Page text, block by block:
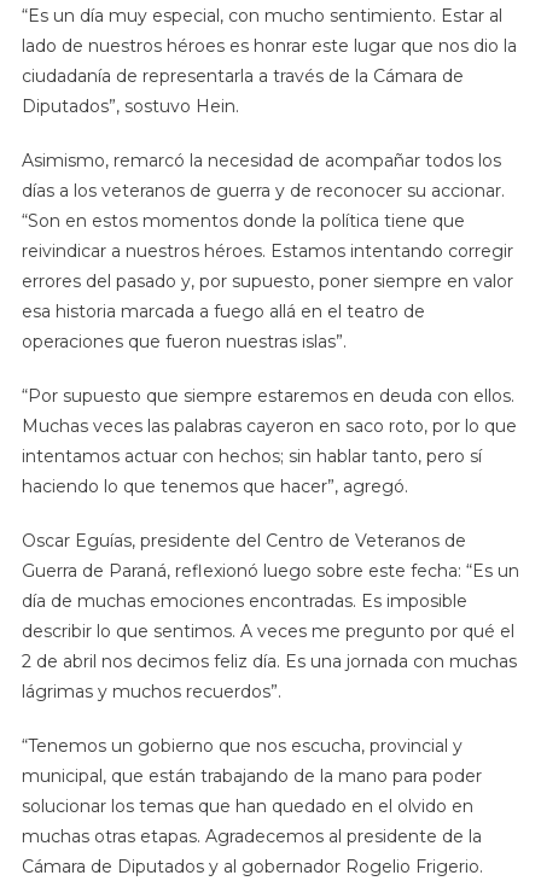
“Es un día muy especial, con mucho sentimiento. Estar al
lado de nuestros héroes es honrar este lugar que nos dio la
ciudadanía de representarla a través de la Cámara de
Diputados”, sostuvo Hein.
Asimismo, remarcó la necesidad de acompañar todos los
días a los veteranos de guerra y de reconocer su accionar.
“Son en estos momentos donde la política tiene que
reivindicar a nuestros héroes. Estamos intentando corregir
errores del pasado y, por supuesto, poner siempre en valor
esa historia marcada a fuego allá en el teatro de
operaciones que fueron nuestras islas”.
“Por supuesto que siempre estaremos en deuda con ellos.
Muchas veces las palabras cayeron en saco roto, por lo que
intentamos actuar con hechos; sin hablar tanto, pero sí
haciendo lo que tenemos que hacer”, agregó.
Oscar Eguías, presidente del Centro de Veteranos de
Guerra de Paraná, reflexionó luego sobre este fecha: “Es un
día de muchas emociones encontradas. Es imposible
describir lo que sentimos. A veces me pregunto por qué el
2 de abril nos decimos feliz día. Es una jornada con muchas
lágrimas y muchos recuerdos”.
“Tenemos un gobierno que nos escucha, provincial y
municipal, que están trabajando de la mano para poder
solucionar los temas que han quedado en el olvido en
muchas otras etapas. Agradecemos al presidente de la
Cámara de Diputados y al gobernador Rogelio Frigerio.